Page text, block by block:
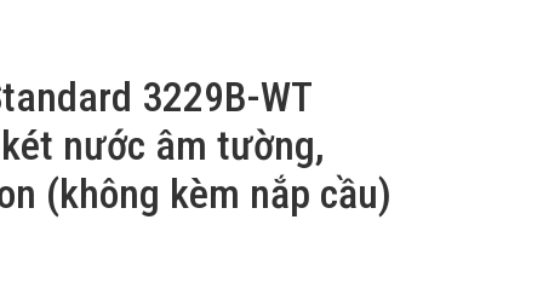
3229B-WT
nước âm tường,
(không kèm nắp cầu)